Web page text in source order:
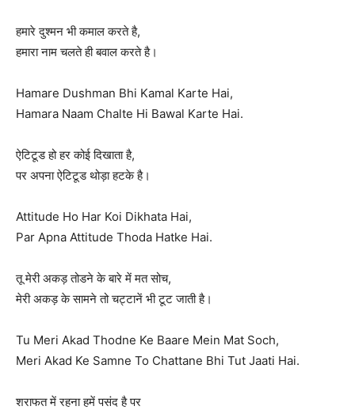
हमारे दुश्मन भी कमाल करते है,
हमारा नाम चलते ही बवाल करते है।
Hamare Dushman Bhi Kamal Karte Hai,
Hamara Naam Chalte Hi Bawal Karte Hai.
ऐटिटूड हो हर कोई दिखाता है,
पर अपना ऐटिटूड थोड़ा हटके है।
Attitude Ho Har Koi Dikhata Hai,
Par Apna Attitude Thoda Hatke Hai.
तू मेरी अकड़ तोडने के बारे में मत सोच,
मेरी अकड़ के सामने तो चट्टानें भी टूट जाती है।
Tu Meri Akad Thodne Ke Baare Mein Mat Soch,
Meri Akad Ke Samne To Chattane Bhi Tut Jaati Hai.
शराफत में रहना हमें पसंद है पर